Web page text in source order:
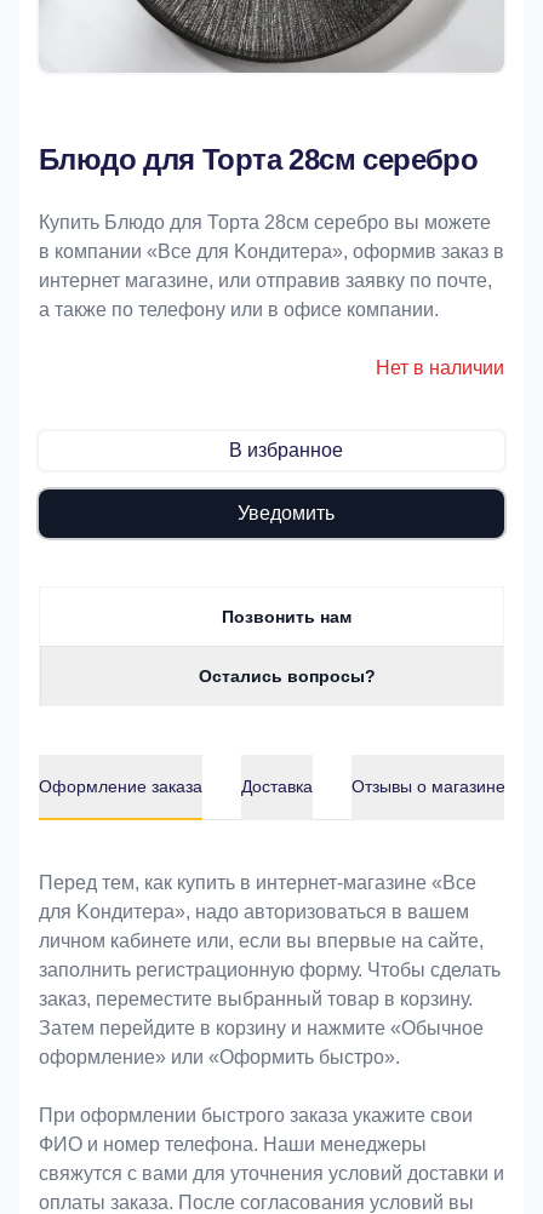
Блюдо для Торта 28см серебро
Купить Блюдо для Торта 28см серебро вы можете
в компании «Bce для Koндитeрa», оформив заказ в
интернет магазине, или отправив заявку по почте,
а также по телефону или в офисе компании.
Нет в наличии
В избранное
Уведомить
Позвонить нам
Остались вопросы?
Оформление заказа Доставка Отзывы о магазине
Оформление заказа
Перед тем, как купить в интернет-магазине «Bce
для Koндитeрa», надо авторизоваться в вашем
личном кабинете или, если вы впервые на сайте,
заполнить регистрационную форму. Чтобы сделать
заказ, переместите выбранный товар в корзину.
Затем перейдите в корзину и нажмите «Обычное
оформление» или «Оформить быстро».
При оформлении быстрого заказа укажите свои
ФИО и номер телефона. Наши менеджеры
свяжутся с вами для уточнения условий доставки и
оплаты заказа. После согласования условий вы